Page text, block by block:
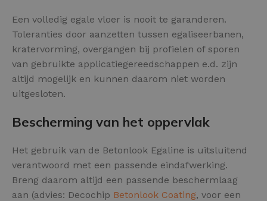
Een volledig egale vloer is nooit te garanderen.
Toleranties door aanzetten tussen egaliseerbanen,
kratervorming, overgangen bij profielen of sporen
van gebruikte applicatiegereedschappen e.d. zijn
altijd mogelijk en kunnen daarom niet worden
uitgesloten.
Bescherming van het oppervlak
Het gebruik van de Betonlook Egaline is uitsluitend
verantwoord met een passende eindafwerking.
Breng daarom altijd een passende beschermlaag
aan (advies: Decochip Betonlook Coating, voor een